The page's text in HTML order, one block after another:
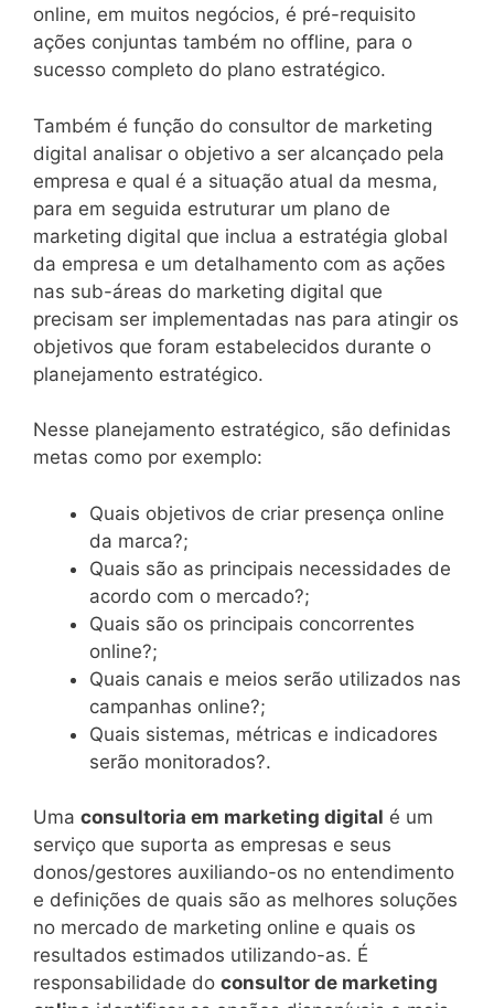
online, em muitos negócios, é pré-requisito
ações conjuntas também no offline, para o
sucesso completo do plano estratégico.
Também é função do consultor de marketing
digital analisar o objetivo a ser alcançado pela
empresa e qual é a situação atual da mesma,
para em seguida estruturar um plano de
marketing digital que inclua a estratégia global
da empresa e um detalhamento com as ações
nas sub-áreas do marketing digital que
precisam ser implementadas nas para atingir os
objetivos que foram estabelecidos durante o
planejamento estratégico.
Nesse planejamento estratégico, são definidas
metas como por exemplo:
Quais objetivos de criar presença online
da marca?;
Quais são as principais necessidades de
acordo com o mercado?;
Quais são os principais concorrentes
online?;
Quais canais e meios serão utilizados nas
campanhas online?;
Quais sistemas, métricas e indicadores
serão monitorados?.
Uma consultoria em marketing digital é um
serviço que suporta as empresas e seus
donos/gestores auxiliando-os no entendimento
e definições de quais são as melhores soluções
no mercado de marketing online e quais os
resultados estimados utilizando-as. É
responsabilidade do consultor de marketing